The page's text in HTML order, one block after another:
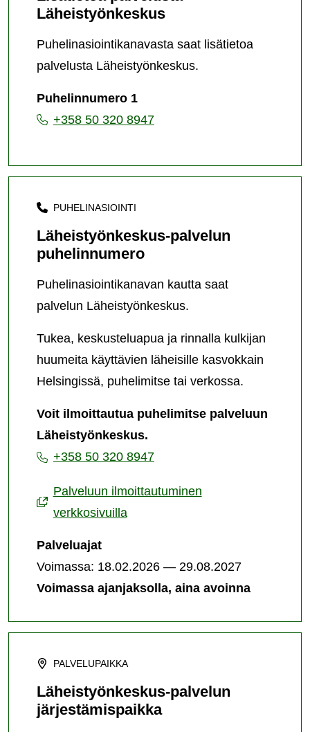
Läheistyönkeskus
Puhelinasiointikanavasta saat lisätietoa
palvelusta Läheistyönkeskus.
Puhelinnumero 1
+358 50 320 8947
PUHELINASIOINTI
Läheistyönkeskus-palvelun
puhelinnumero
Puhelinasiointikanavan kautta saat
palvelun Läheistyönkeskus.
Tukea, keskusteluapua ja rinnalla kulkijan
huumeita käyttävien läheisille kasvokkain
Helsingissä, puhelimitse tai verkossa.
Voit ilmoittautua puhelimitse palveluun
Läheistyönkeskus.
+358 50 320 8947
Palveluun ilmoittautuminen
verkkosivuilla
Palveluajat
Voimassa: 18.02.2026 — 29.08.2027
Voimassa ajanjaksolla, aina avoinna
PALVELUPAIKKA
Läheistyönkeskus-palvelun
järjestämispaikka